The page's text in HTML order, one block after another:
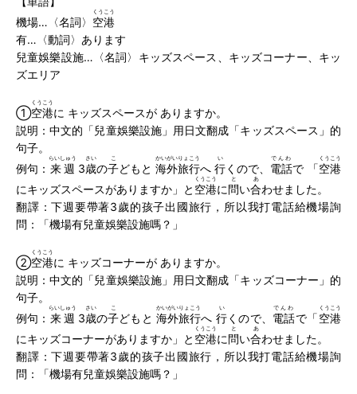
機場…〈名詞〉 空港
くうこう
有…〈動詞〉あります
兒童娛樂設施…〈名詞〉キッズスペース、キッズコーナー、キッ
ズエリア
①空港
くうこう
に キッズスペースが ありますか。
説明：中文的「兒童娛樂設施」用日文翻成「キッズスペース」的
句子。
例句： 来週
らいしゅう
3歳
さい
の子
こ
どもと 海外旅行
かいがいりょこう
へ 行
い
くので、 電話
でんわ
で 「空港
くうこう
にキッズスペースがありますか」と 空港
くうこう
に問
と
い合
あ
わせました。
翻譯：下週要帶著3歲的孩子出國旅行，所以我打電話給機場詢
問：「機場有兒童娛樂設施嗎？」
②空港
くうこう
に キッズコーナーが ありますか。
説明：中文的「兒童娛樂設施」用日文翻成「キッズコーナー」的
句子。
例句： 来週
らいしゅう
3歳
さい
の子
こ
どもと 海外旅行
かいがいりょこう
へ 行
い
くので、 電話
でんわ
で「空港
くうこう
にキッズコーナーがありますか」と 空港
くうこう
に問
と
い合
あ
わせました。
翻譯：下週要帶著3歲的孩子出國旅行，所以我打電話給機場詢
問：「機場有兒童娛樂設施嗎？」